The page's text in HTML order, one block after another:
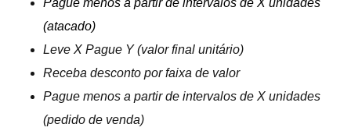
Pague menos à partir de intervalos de X unidades
(atacado)
Leve X Pague Y (valor final unitário)
Receba desconto por faixa de valor
Pague menos a partir de intervalos de X unidades
(pedido de venda)